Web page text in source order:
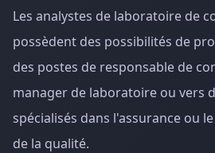
Les analystes de laboratoire de
possèdent des possibilités de
des postes de responsable de
manager de laboratoire ou vers
spécialisés dans l'assurance ou
de la qualité.